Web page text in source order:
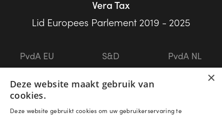
Vera Tax
Lid Europees Parlement 2019 - 2025
PvdA EU S&D PvdA NL
Contact Privacy
×
Deze website maakt gebruik van
cookies.
Deze website gebruikt cookies om uw gebruikerservaring te